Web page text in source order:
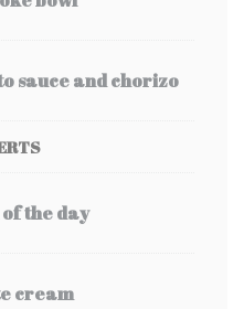
sauce and chorizo
of the day
cream